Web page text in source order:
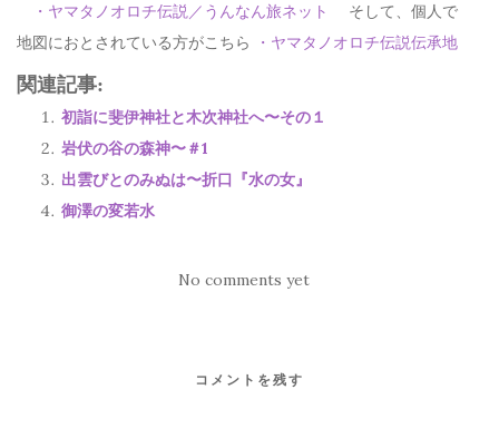
・ヤマタノオロチ伝説／うんなん旅ネット
そして、個人で
地図におとされている方がこちら
・ヤマタノオロチ伝説伝承地
関連記事:
初詣に斐伊神社と木次神社へ〜その１
岩伏の谷の森神〜＃1
出雲びとのみぬは〜折口『水の女』
御澤の変若水
No comments yet
コメントを残す